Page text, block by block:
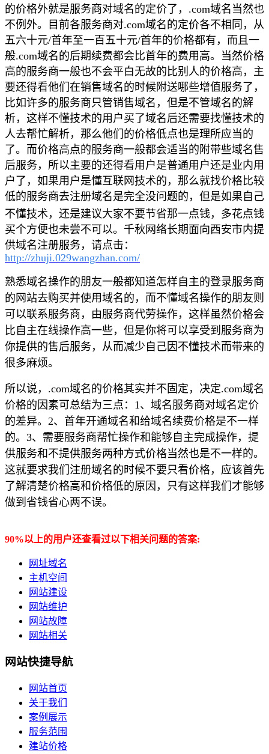
的价格外就是服务商对域名的定价了，.com域名当然也
不例外。目前各服务商对.com域名的定价各不相同，从
五六十元/首年至一百五十元/首年的价格都有，而且一
般.com域名的后期续费都会比首年的费用高。当然价格
高的服务商一般也不会平白无故的比别人的价格高，主
要还得看他们在销售域名的时候附送哪些增值服务了，
比如许多的服务商只管销售域名，但是不管域名的解
析，这样不懂技术的用户买了域名后还需要找懂技术的
人去帮忙解析，那么他们的价格低点也是理所应当的
了。而价格高点的服务商一般都会适当的附带些域名售
后服务，所以主要的还得看用户是普通用户还是业内用
户了，如果用户是懂互联网技术的，那么就找价格比较
低的服务商去注册域名是完全没问题的，但是如果自己
不懂技术，还是建议大家不要节省那一点钱，多花点钱
买个方便也未尝不可以。千秋网络长期面向西安市内提
供域名注册服务，请点击：
http://zhuji.029wangzhan.com/
熟悉域名操作的朋友一般都知道怎样自主的登录服务商
的网站去购买并使用域名的，而不懂域名操作的朋友则
可以联系服务商，由服务商代劳操作，这样虽然价格会
比自主在线操作高一些，但是你将可以享受到服务商为
你提供的售后服务，从而减少自己因不懂技术而带来的
很多麻烦。
所以说，.com域名的价格其实并不固定，决定.com域名
价格的因素可总结为三点：1、域名服务商对域名定价
的差异。2、首年开通域名和给域名续费价格是不一样
的。3、需要服务商帮忙操作和能够自主完成操作，提
供服务和不提供服务两种方式价格当然也是不一样的。
这就要求我们注册域名的时候不要只看价格，应该首先
了解清楚价格高和价格低的原因，只有这样我们才能够
做到省钱省心两不误。
90%以上的用户还查看过以下相关问题的答案:
网址域名
主机空间
网站建设
网站维护
网站故障
网站相关
网站快捷导航
网站首页
关于我们
案例展示
服务范围
建站价格